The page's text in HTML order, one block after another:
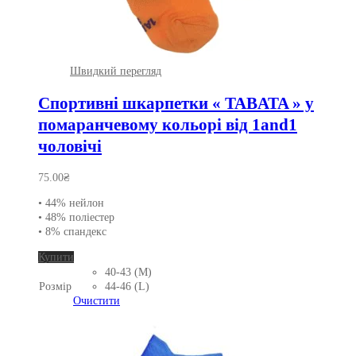
Швидкий перегляд
Спортивні шкарпетки « TABATA » у
помаранчевому кольорі від 1and1
чоловічі
75.00₴
• 44% нейлон
• 48% поліестер
• 8% спандекс
Купити
товар
кілька
Розмір
40-43 (M)
44-46 (L)
Очистити